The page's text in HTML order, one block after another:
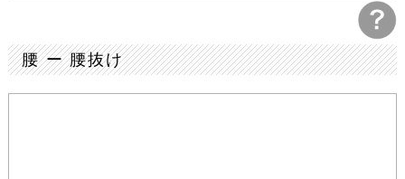
腰 ー 腰抜け